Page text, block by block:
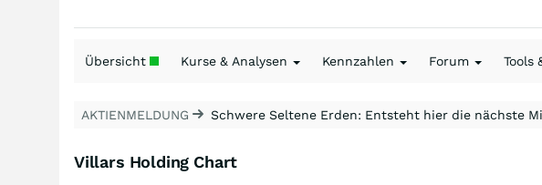
Übersicht Kurse & Analysen Kennzahlen Forum Tools
AKTIENMELDUNG Schwere Seltene Erden: Entsteht hier die nächste
Villars Holding Chart